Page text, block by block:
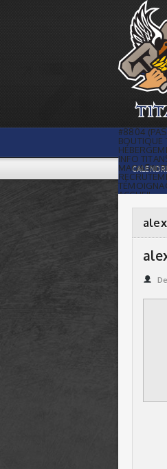
alex2 |
#8804 (PAS
BOUTIQUE
INFO
MAGASIN
ACCUEIL
GALERIE
JOUEURS